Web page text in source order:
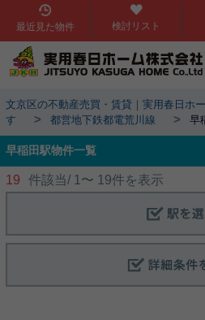
最近見た物件 検討リスト
文京区の不動産売買・賃貸｜実用春日ホ
す
> 都営地下鉄都電荒川線 > 早
早稲田駅物件一覧
19 件該当/ 1 〜 19件を表示